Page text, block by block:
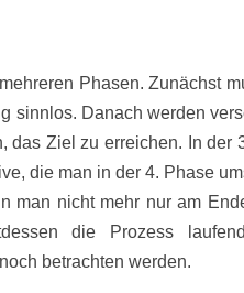
Phasen. Zunächst
sinnlos. Danach werden
das Ziel zu erreichen. In der
die man in der 4. Phase
man nicht mehr nur am
die Prozess
betrachten werden.